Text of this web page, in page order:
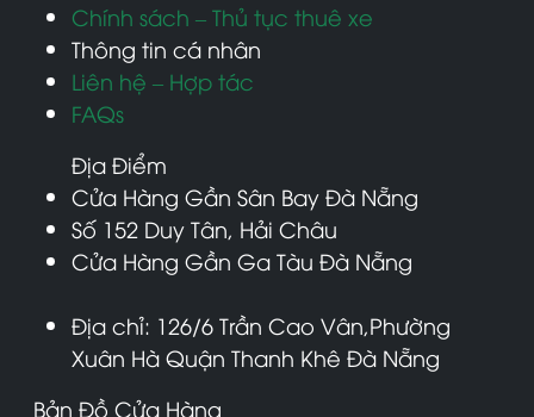
Chính sách – Thủ tục thuê xe
Thông tin cá nhân
Liên hệ – Hợp tác
FAQs
Địa Điểm
Cửa Hàng Gần Sân Bay Đà Nẵng
Số 152 Duy Tân, Hải Châu
Cửa Hàng Gần Ga Tàu Đà Nẵng
Địa chỉ: 126/6 Trần Cao Vân,Phường
Xuân Hà Quận Thanh Khê Đà Nẵng
Bản Đồ Cửa Hàng